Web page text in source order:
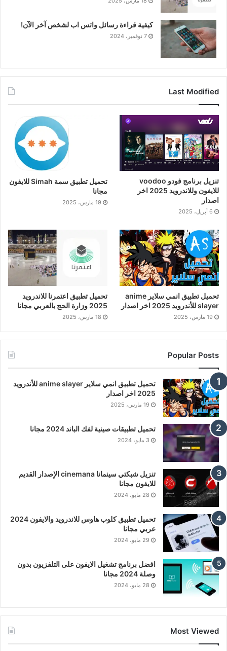
كيفية قراءة رسائل واتس اب لشخص آخر الآن!
7 نوفمبر، 2024
Last Modified
تنزيل برنامج فودو voodoo
للايفون وللاندرويد 2025 اخر
اصدار
6 أبريل، 2025
تحميل تطبيق سمة Simah للايفون
مجانا
19 مارس، 2025
تحميل تطبيق انمي سلاير anime
slayer للأندرويد 2025 اخر اصدار
19 مارس، 2025
تحميل تطبيق اعتمرنا للاندرويد
2025 وزارة الحج بالعربي مجانا
18 مارس، 2025
Popular Posts
تحميل تطبيق انمي سلاير anime slayer للأندرويد
2025 اخر اصدار
19 مارس، 2025
تحميل تطبيقات صينية لفك الباند 2024 مجانا
3 مايو، 2024
تنزيل شبكتي سينمانا cinemana الإصدار القديم
للايفون مجانا
28 مايو، 2024
تحميل تطبيق كلوب هاوس للاندرويد والايفون 2024
عربي مجانا
29 مايو، 2024
افضل برنامج تشغيل الايفون على التلفزيون بدون
وصلة 2024 مجانا
28 مايو، 2024
Most Viewed